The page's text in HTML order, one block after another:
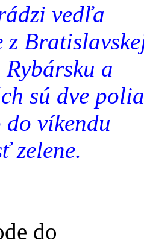
vedľa
z
a
sú dve polia
do víkendu
zelene.
do